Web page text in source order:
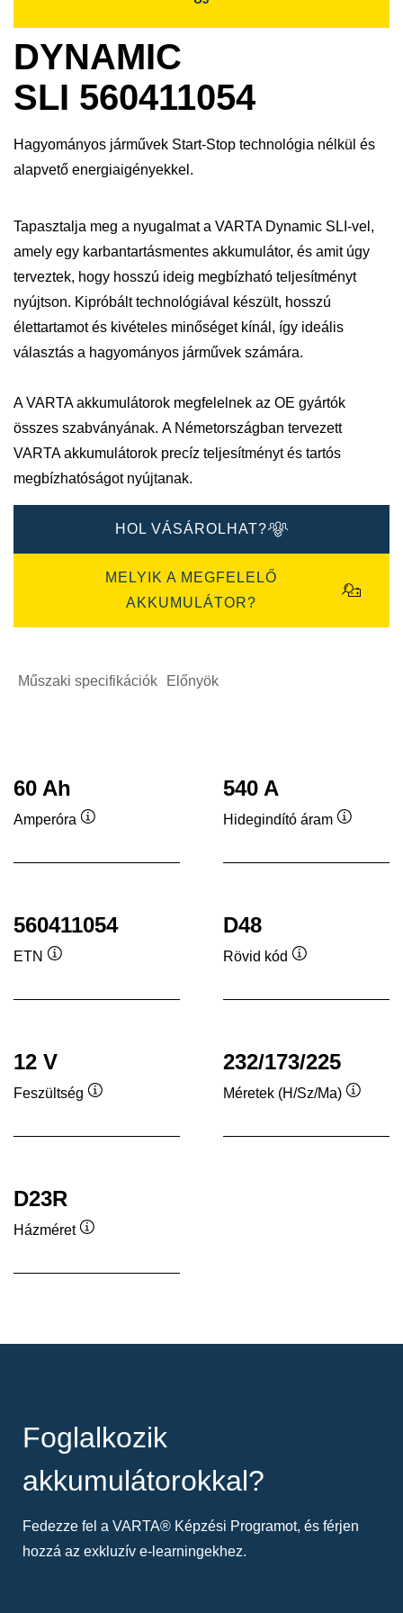
DYNAMIC
SLI 560411054
Hagyományos járművek Start-Stop technológia nélkül és
alapvető energiaigényekkel.
Tapasztalja meg a nyugalmat a VARTA Dynamic SLI-vel,
amely egy karbantartásmentes akkumulátor, és amit úgy
terveztek, hogy hosszú ideig megbízható teljesítményt
nyújtson. Kipróbált technológiával készült, hosszú
élettartamot és kivételes minőséget kínál, így ideális
választás a hagyományos járművek számára.
A VARTA akkumulátorok megfelelnek az OE gyártók
összes szabványának. A Németországban tervezett
VARTA akkumulátorok precíz teljesítményt és tartós
megbízhatóságot nyújtanak.
HOL VÁSÁROLHAT?
MELYIK A MEGFELELŐ
AKKUMULÁTOR?
Műszaki specifikációk Előnyök
60 Ah
Amperóra
540 A
Hidegindító áram
560411054
ETN
D48
Rövid kód
12 V
Feszültség
232/173/225
Méretek (H/Sz/Ma)
D23R
Házméret
Foglalkozik
akkumulátorokkal?
Fedezze fel a VARTA® Képzési Programot, és férjen
hozzá az exkluzív e-learningekhez.